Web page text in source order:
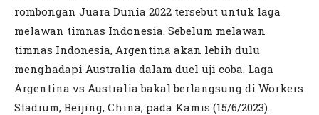
rombongan Juara Dunia 2022 tersebut untuk laga
melawan timnas Indonesia. Sebelum melawan
timnas Indonesia, Argentina akan lebih dulu
menghadapi Australia dalam duel uji coba. Laga
Argentina vs Australia bakal berlangsung di Workers
Stadium, Beijing, China, pada Kamis (15/6/2023).